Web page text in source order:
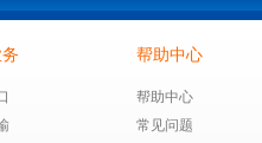
帮助中心
帮助中心
常见问题